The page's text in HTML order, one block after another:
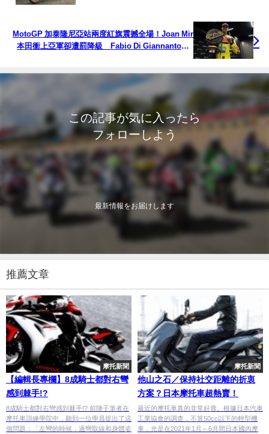
MotoGP 加泰隆尼亞站兩度紅旗震撼全場！Joan Mir
本田衝上亞軍卻遭罰降級 Fabio Di Giannantonio
この記事が気に入ったら
フォローしよう
最新情報をお届けします
推薦文章
摩托新聞
【編輯長專欄】8成騎士都對右彎
感到棘手!?
8成騎士都對右彎感到棘手!? 前陣子筆者在
摩托車訓練學院中，聽到一位學員提出了這
個問題：「左彎的時候，過彎取線和身體姿
摩托新聞
他山之石／保持社交距離的折衷
方案？日本摩托車超熱賣！
最近的摩托車真的非常好賣。根據日本汽車
工業協會的調查，不算50cc以下的輕型機
車，光是在2021年1月～6月間日本國內摩